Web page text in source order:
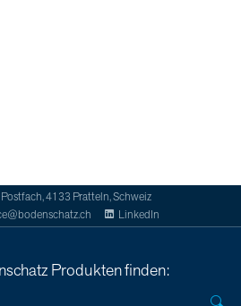
4133 Pratteln, Schweiz
LinkedIn
Produkten finden: